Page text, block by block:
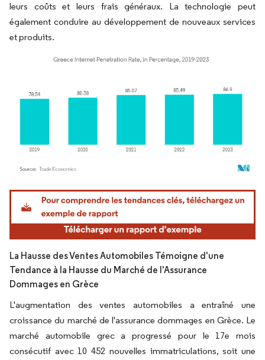
leurs coûts et leurs frais généraux. La technologie peut
également conduire au développement de nouveaux services
et produits.
Image © Mordor Intelligence. La réutilisation nécessite une attribution sous CC BY
La Hausse des Ventes Automobiles Témoigne d'une
Tendance à la Hausse du Marché de l'Assurance
Dommages en Grèce
L'augmentation des ventes automobiles a entraîné une
croissance du marché de l'assurance dommages en Grèce. Le
marché automobile grec a progressé pour le 17e mois
consécutif avec 10 452 nouvelles immatriculations, soit une